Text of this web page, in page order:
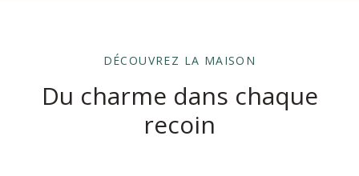
DÉCOUVREZ LA MAISON
Du charme dans chaque
recoin